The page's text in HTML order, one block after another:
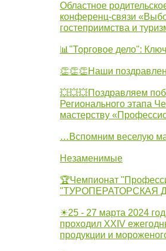
Областное
конференц-связи
гостеприимства и
📊"Торговое дело":
👏👏👏Наши
💥💥💥Поздравляем
Регионального этапа
мастерству
…Вспомним веселую
Незаменимые
🏆Чемпионат
"ТУРОПЕРАТОРСКАЯ
☀25 - 27 марта 2024
проходил XXIV
продукции и